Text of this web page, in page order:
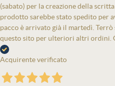
(sabato) per la creazione della
prodotto sarebbe stato spedito per
pacco è arrivato già il martedì.
questo sito per ulteriori altri ordini.
Acquirente verificato